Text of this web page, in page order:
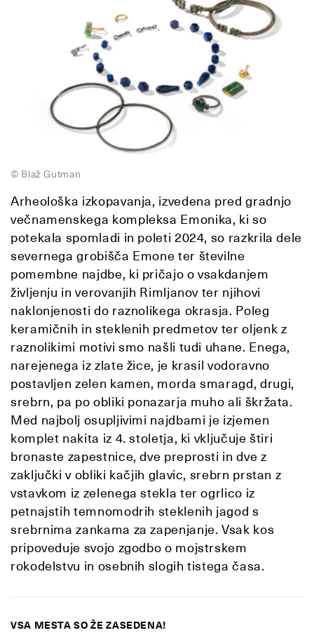
© Blaž Gutman
Arheološka izkopavanja, izvedena pred gradnjo
večnamenskega kompleksa Emonika, ki so
potekala spomladi in poleti 2024, so razkrila dele
severnega grobišča Emone ter številne
pomembne najdbe, ki pričajo o vsakdanjem
življenju in verovanjih Rimljanov ter njihovi
naklonjenosti do raznolikega okrasja. Poleg
keramičnih in steklenih predmetov ter oljenk z
raznolikimi motivi smo našli tudi uhane. Enega,
narejenega iz zlate žice, je krasil vodoravno
postavljen zelen kamen, morda smaragd, drugi,
srebrn, pa po obliki ponazarja muho ali škržata.
Med najbolj osupljivimi najdbami je izjemen
komplet nakita iz 4. stoletja, ki vključuje štiri
bronaste zapestnice, dve preprosti in dve z
zaključki v obliki kačjih glavic, srebrn prstan z
vstavkom iz zelenega stekla ter ogrlico iz
petnajstih temnomodrih steklenih jagod s
srebrnima zankama za zapenjanje. Vsak kos
pripoveduje svojo zgodbo o mojstrskem
rokodelstvu in osebnih slogih tistega časa.
VSA MESTA SO ŽE ZASEDENA!